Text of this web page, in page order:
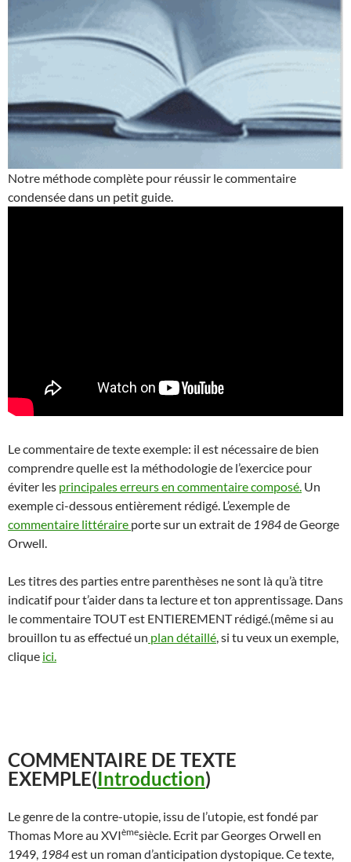
Notre méthode complète pour réussir le commentaire
condensée dans un petit guide.
Le commentaire de texte exemple: il est nécessaire de bien
comprendre quelle est la méthodologie de l’exercice pour
éviter les principales erreurs en commentaire composé. Un
exemple ci-dessous entièrement rédigé. L’exemple de
commentaire littéraire porte sur un extrait de 1984de George
Orwell.
Les titres des parties entre parenthèses ne sont là qu’à titre
indicatif pour t’aider dans ta lecture et ton apprentissage. Dans
le commentaire TOUT est ENTIEREMENT rédigé.(même si au
brouillon tu as effectué un plan détaillé, si tu veux un exemple,
clique ici.
COMMENTAIRE DE TEXTE
EXEMPLE(Introduction)
Le genre de la contre-utopie, issu de l’utopie, est fondé par
Thomas More au XVIèmesiècle. Ecrit par Georges Orwell en
1949, 1984est un roman d’anticipation dystopique. Ce texte,